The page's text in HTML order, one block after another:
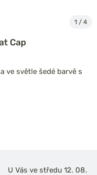
1 / 4
Cap
ve světle šedé barvě s
U Vás ve středu 12. 08.